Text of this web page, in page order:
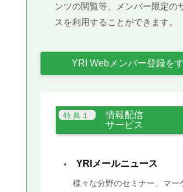
ンツの閲覧等、メンバー限定の
スを利用することができます。
YRI Webメンバー登録を
情報配信
サービス
YRIメールニュース
様々な分野のセミナー、マー